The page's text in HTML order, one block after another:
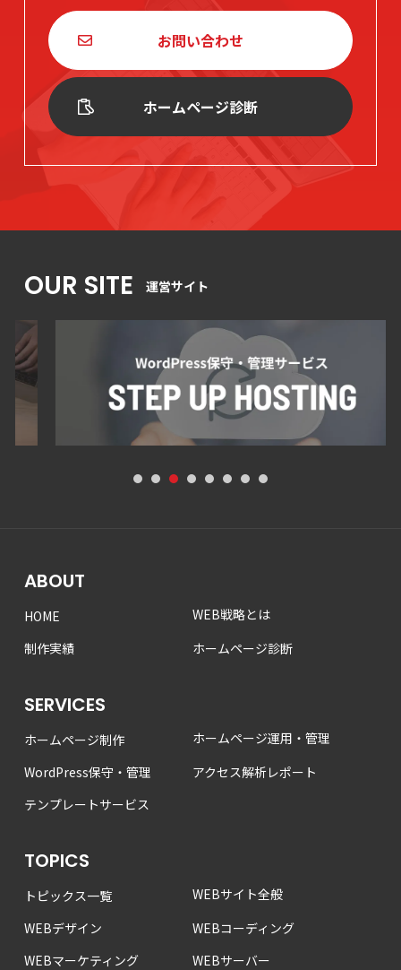
お問い合わせ
ホームページ診断
OUR SITE 運営サイト
1 2 3 4 5 6 7 8
ABOUT
HOME
WEB戦略とは
制作実績
ホームページ診断
SERVICES
ホームページ制作
ホームページ運用・管理
WordPress保守・管理
アクセス解析レポート
テンプレートサービス
TOPICS
トピックス一覧
WEBサイト全般
WEBデザイン
WEBコーディング
WEBマーケティング
WEBサーバー